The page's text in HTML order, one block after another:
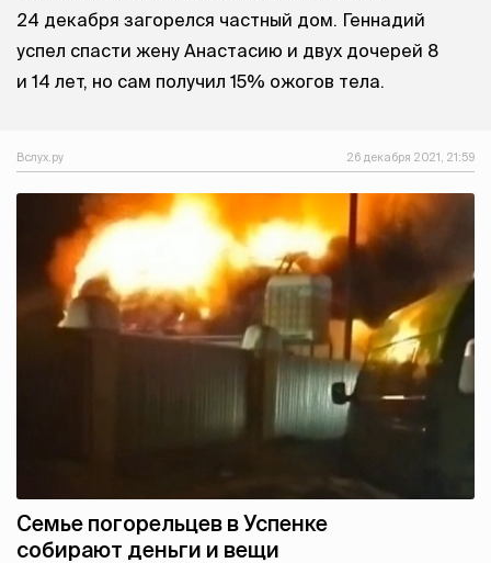
24 декабря загорелся частный дом. Геннадий
успел спасти жену Анастасию и двух дочерей 8
и 14 лет, но сам получил 15% ожогов тела.
Вслух.ру 26 декабря 2021, 21:59
Семье погорельцев в Успенке
собирают деньги и вещи